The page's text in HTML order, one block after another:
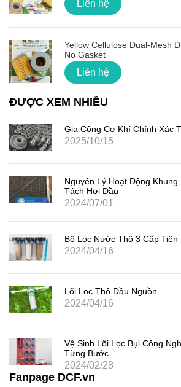
Liên hệ
Yellow Cellulose Dual-Mesh
No Gasket
Liên hệ
ĐƯỢC XEM NHIỀU
Gia Công Cơ Khí Chính Xác
2025/10/15
Nguyên Lý Hoạt Động
Tách Hơi Dầu
2024/07/01
Bộ Lọc Nước Thô 3 Cấp Tiện
2024/04/16
Lõi Lọc Thô Đầu Nguồn
2024/04/16
Vệ Sinh Lõi Lọc Bụi Công
Từng Bước
2024/02/28
Fanpage DCF.vn